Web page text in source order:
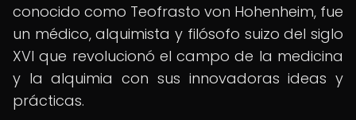
conocido como Teofrasto von Hohenheim, fue
un médico, alquimista y filósofo suizo del siglo
XVI que revolucionó el campo de la medicina
y la alquimia con sus innovadoras ideas y
prácticas.